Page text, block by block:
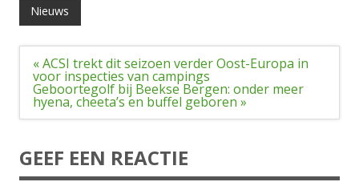
Nieuws
Bericht
navigatie
« ACSI trekt dit seizoen verder Oost-Europa in
voor inspecties van campings
Geboortegolf bij Beekse Bergen: onder meer
hyena, cheeta’s en buffel geboren »
GEEF EEN REACTIE